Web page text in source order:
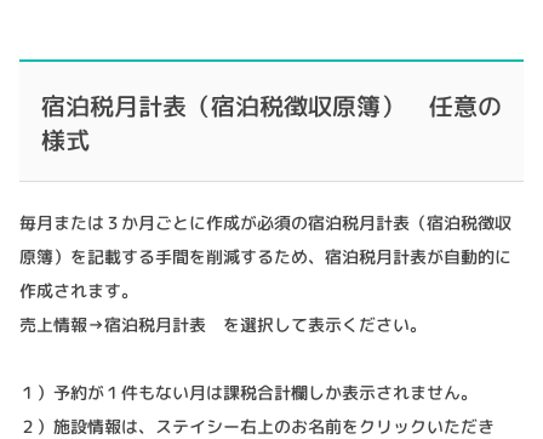
宿泊税月計表（宿泊税徴収原簿） 任意の
様式
毎月または３か月ごとに作成が必須の宿泊税月計表（宿泊税徴収
原簿）を記載する手間を削減するため、宿泊税月計表が自動的に
作成されます。
売上情報→宿泊税月計表 を選択して表示ください。
１）予約が１件もない月は課税合計欄しか表示されません。
２）施設情報は、ステイシー右上のお名前をクリックいただき